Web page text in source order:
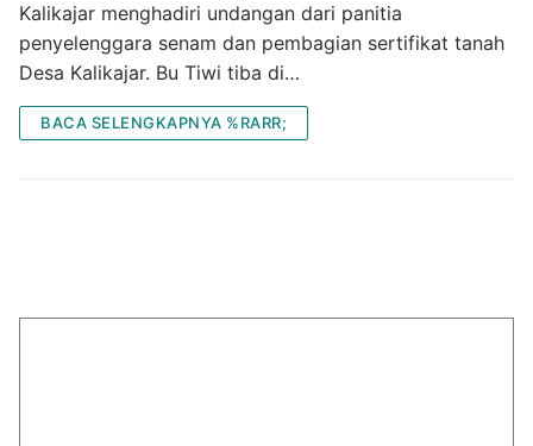
Kalikajar menghadiri undangan dari panitia
penyelenggara senam dan pembagian sertifikat tanah
Desa Kalikajar. Bu Tiwi tiba di…
BACA SELENGKAPNYA %RARR;